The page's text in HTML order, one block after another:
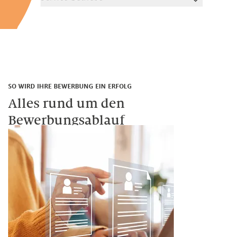
SO WIRD IHRE BEWERBUNG EIN ERFOLG
Alles rund um den
Bewerbungsablauf